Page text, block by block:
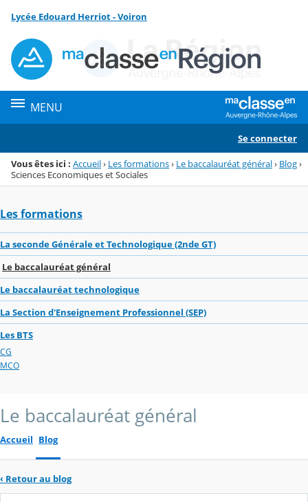
Menu de la rubrique
Contenu
Lycée Edouard Herriot - Voiron
MENU
Se connecter
Vous êtes ici : Accueil› Les formations› Le baccalauréat général› Blog›
Sciences Economiques et Sociales
Les formations
La seconde Générale et Technologique (2nde GT)
Le baccalauréat général
Le baccalauréat technologique
La Section d'Enseignement Professionnel (SEP)
Les BTS
CG
MCO
Le baccalauréat général
Accueil Blog
‹ Retour au blog